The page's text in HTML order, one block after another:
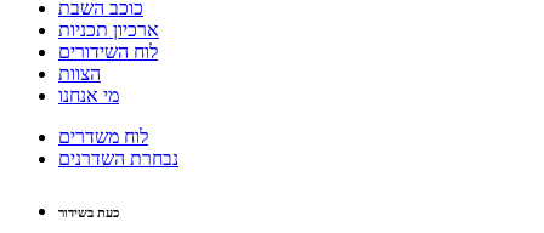
כוכב השבת
ארכיון תכניות
לוח השידורים
הצוות
מי אנחנו
לוח משדרים
נבחרת השדרנים
כעת בשידור